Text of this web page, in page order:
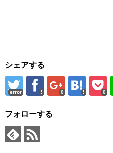
シェアする
error 0 0
フォローする